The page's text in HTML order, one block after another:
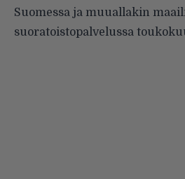
Suomessa ja muuallakin
suoratoistopalvelussa